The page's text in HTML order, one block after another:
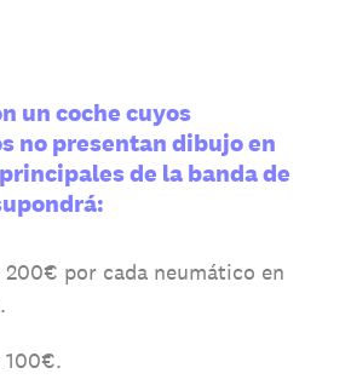
un coche cuyos
no presentan dibujo en
de la banda de
200€ por cada neumático en
100€.